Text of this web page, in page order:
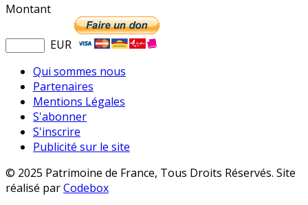
Montant
EUR
Qui sommes nous
Partenaires
Mentions Légales
S'abonner
S'inscrire
Publicité sur le site
© 2025 Patrimoine de France, Tous Droits Réservés. Site
réalisé parCodebox